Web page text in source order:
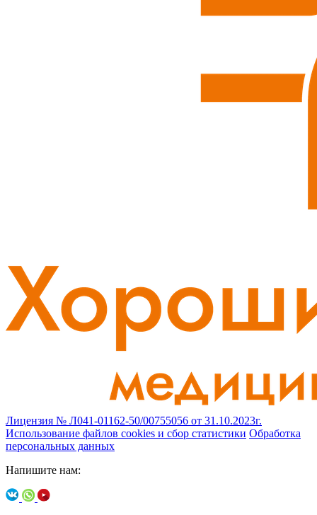
Лицензия № Л041-01162-50/00755056 от 31.10.2023г.
Использование файлов cookies и сбор статистики Обработка
персональных данных
Напишите нам: